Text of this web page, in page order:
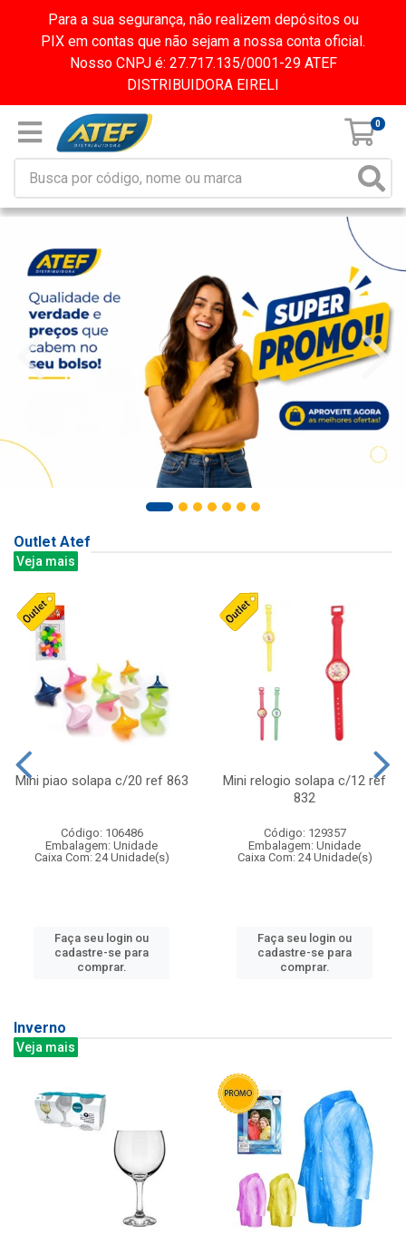
Para a sua segurança, não realizem depósitos ou
PIX em contas que não sejam a nossa conta oficial.
Nosso CNPJ é: 27.717.135/0001-29 ATEF
DISTRIBUIDORA EIRELI
0
Outlet Atef
Veja mais
Mini piao solapa c/20 ref 863
Código: 106486
Embalagem: Unidade
Caixa Com: 24 Unidade(s)
Faça seu login ou
cadastre-se para
comprar.
Mini relogio solapa c/12 ref
832
Código: 129357
Embalagem: Unidade
Caixa Com: 24 Unidade(s)
Faça seu login ou
cadastre-se para
comprar.
Inverno
Veja mais